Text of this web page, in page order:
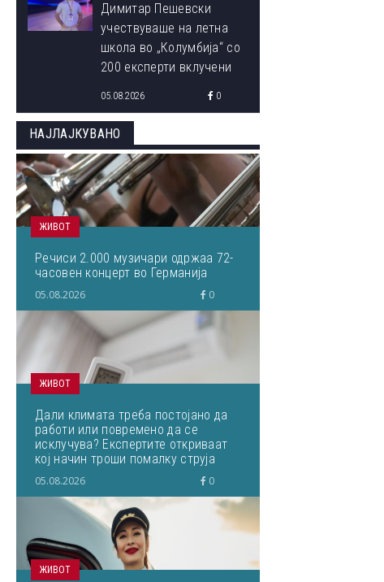
Димитар Пешевски
учествуваше на летна
школа во „Колумбија“ со
200 експерти вклучени
„Знаењето од водечките
светски ВИ-истражувачи
ќе им го пренесам на
студентите“
05.08.2026 0
НАЈЛАЈКУВАНО
ЖИВОТ
Речиси 2.000 музичари одржаа 72-
часовен концерт во Германија
05.08.2026 0
ЖИВОТ
Дали климата треба постојано да
работи или повремено да се
исклучува? Експертите откриваат
кој начин троши помалку струја
05.08.2026 0
ЖИВОТ